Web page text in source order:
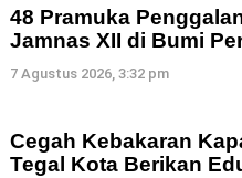
48 Pramuka
Jamnas XII di Bumi
7 Agustus 2026, 3:32 pm
Cegah Kebakaran
Tegal Kota Berikan